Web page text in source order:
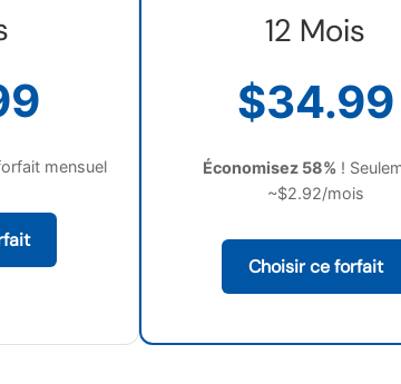
mensuel
12 Mois
$34.99
Économisez 58% !
~$2.92/mois
Choisir ce forfait